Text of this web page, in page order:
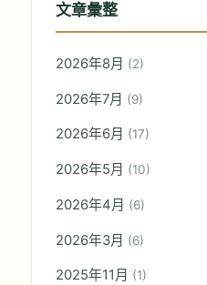
文章彙整
2026年8月 (2)
2026年7月 (9)
2026年6月 (17)
2026年5月 (10)
2026年4月 (6)
2026年3月 (6)
2025年11月 (1)